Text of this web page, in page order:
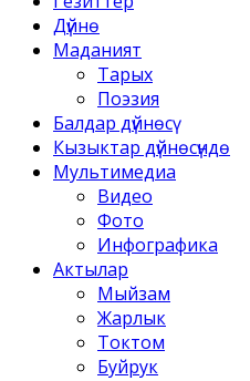
Дүйнө
Маданият
Тарых
Поэзия
Балдар дүйнөсү
Кызыктар дүйнөсүндө
Мультимедиа
Видео
Фото
Инфографика
Актылар
Мыйзам
Жарлык
Токтом
Буйрук